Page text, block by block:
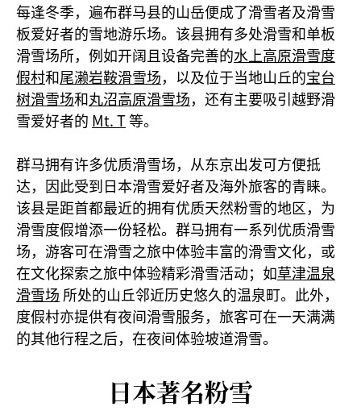
每逢冬季，遍布群马县的山岳便成了滑雪者及滑雪
板爱好者的雪地游乐场。该县拥有多处滑雪和单板
滑雪场所，例如开阔且设备完善的水上高原滑雪度
假村和尾濑岩鞍滑雪场，以及位于当地山丘的宝台
树滑雪场和丸沼高原滑雪场，还有主要吸引越野滑
雪爱好者的 Mt. T等。
群马拥有许多优质滑雪场，从东京出发可方便抵
达，因此受到日本滑雪爱好者及海外旅客的青睐。
该县是距首都最近的拥有优质天然粉雪的地区，为
滑雪度假增添一份轻松。群马拥有一系列优质滑雪
场，游客可在滑雪之旅中体验丰富的滑雪文化，或
在文化探索之旅中体验精彩滑雪活动；如草津温泉
滑雪场 所处的山丘邻近历史悠久的温泉町。此外，
度假村亦提供有夜间滑雪服务，旅客可在一天满满
的其他行程之后，在夜间体验坡道滑雪。
日本著名粉雪